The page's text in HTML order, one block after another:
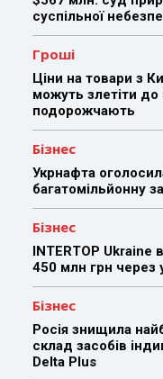
суспільної
Гроші
Ціни на товари з
можуть злетіти до
подорожчають
Бізнес
Укрнафта
багатомільйонну
Бізнес
INTERTOP Ukraine
450 млн грн через
Бізнес
Росія знищила
склад засобів
Delta Plus